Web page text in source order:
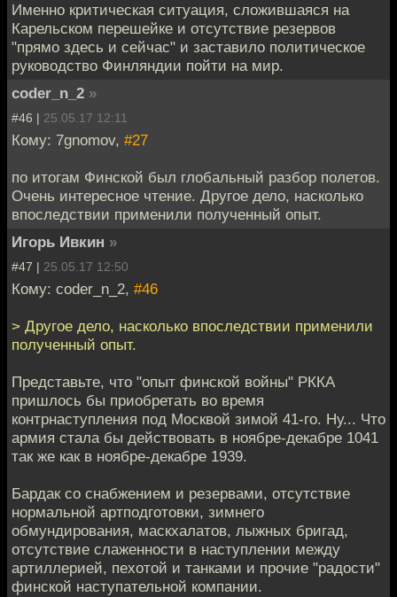
Именно критическая ситуация, сложившаяся на
Карельском перешейке и отсутствие резервов
"прямо здесь и сейчас" и заставило политическое
руководство Финляндии пойти на мир.
coder_n_2 »
#46 | 25.05.17 12:11
Кому: 7gnomov, #27
по итогам Финской был глобальный разбор полетов.
Очень интересное чтение. Другое дело, насколько
впоследствии применили полученный опыт.
Игорь Ивкин »
#47 | 25.05.17 12:50
Кому: coder_n_2, #46
> Другое дело, насколько впоследствии применили
полученный опыт.
Представьте, что "опыт финской войны" РККА
пришлось бы приобретать во время
контрнаступления под Москвой зимой 41-го. Ну... Что
армия стала бы действовать в ноябре-декабре 1041
так же как в ноябре-декабре 1939.
Бардак со снабжением и резервами, отсутствие
нормальной артподготовки, зимнего
обмундирования, маскхалатов, лыжных бригад,
отсутствие слаженности в наступлении между
артиллерией, пехотой и танками и прочие "радости"
финской наступательной компании.